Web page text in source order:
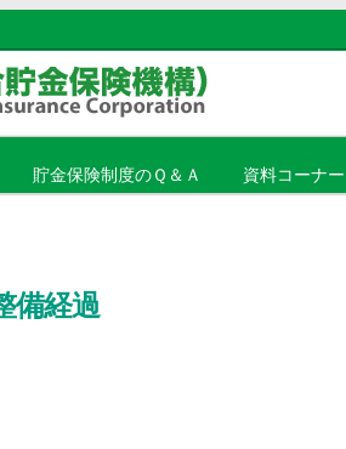
貯金保険制度のＱ＆Ａ 資料コーナー
備経過